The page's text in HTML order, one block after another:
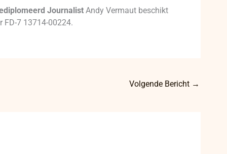
Journalist Andy Vermaut beschikt
FD-7 13714-00224.
Volgende Bericht →